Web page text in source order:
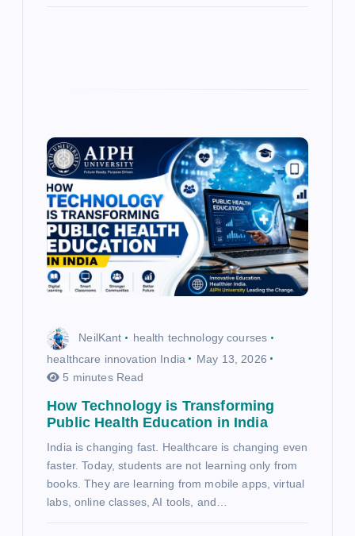
NeilKant
health technology courses
healthcare innovation India
May 13, 2026
5 minutes Read
How Technology is Transforming
Public Health Education in India
India is changing fast. Healthcare is changing even
faster. Today, students are not learning only from
books. They are learning from mobile apps, virtual
labs, online classes, AI tools, and…